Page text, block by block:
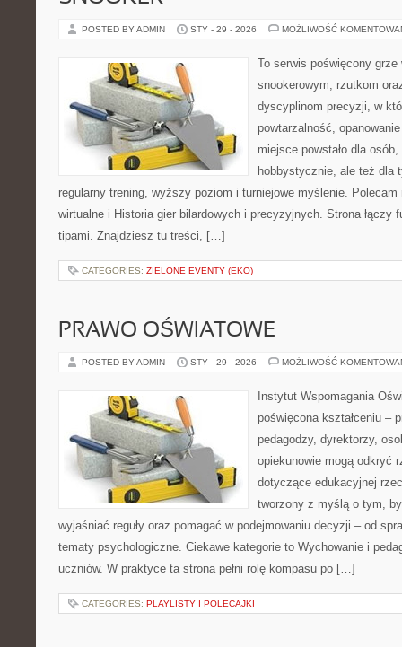
POSTED BY ADMIN STY - 29 - 2026 MOŻLIWOŚĆ
To serwis poświęcony
snookerowym, rzutkom
dyscyplinom precyzji, w
powtarzalność,
miejsce powstało dla
hobbystycznie, ale też dla
regularny trening, wyższy poziom i turniejowe myślenie.
wirtualne i Historia gier bilardowych i precyzyjnych. Strona łączy
tipami. Znajdziesz tu treści, […]
CATEGORIES: ZIELONE EVENTY (EKO)
PRAWO OŚWIATOWE
POSTED BY ADMIN STY - 29 - 2026 MOŻLIWOŚĆ
Instytut Wspomagania
poświęcona kształceniu –
pedagodzy, dyrektorzy,
opiekunowie mogą odkryć
dotyczące edukacyjnej
tworzony z myślą o tym,
wyjaśniać reguły oraz pomagać w podejmowaniu decyzji – od
tematy psychologiczne. Ciekawe kategorie to Wychowanie i
uczniów. W praktyce ta strona pełni rolę kompasu po […]
CATEGORIES: PLAYLISTY I POLECAJKI